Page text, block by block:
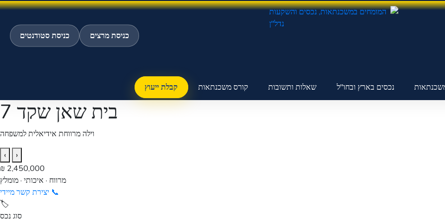
כניסת מרצים כניסת סטודנטים
נכסים בארץ ובחו"ל שאלות ותשובות קורס משכנתאות קבלת ייעוץ
בית שאן שקד 7
וילה מרווחת אידיאלית למשפחה
‹
›
2,450,000 ₪
מרווח · איכותי · מומלץ
📞 יצירת קשר מיידי
🏷️
סוג נכס